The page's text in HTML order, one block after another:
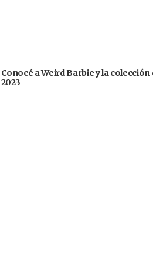
Conocé a Weird Barbie y la
2023